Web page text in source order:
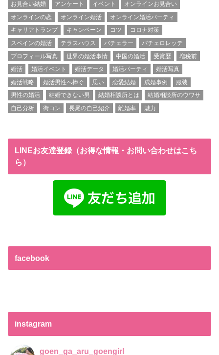
お見合い結婚
アンケート イベント
オンラインお見合い
オンラインの恋
オンライン婚活
オンライン婚活パーティ
キャリアトランプ
キャンペーン コツ
コロナ対策
スペインの婚活
テラスハウス バチェラー
バチェロレッテ
プロフィール写真
世界の婚活事情 中国の婚活 受賞歴
増税前
婚活
婚活イベント 婚活データ 婚活パーティ
婚活写真
婚活戦略
婚活男性へ捧ぐ 思い 恋愛結婚 成婚事例
服装
男性の婚活
結婚できない男 結婚相談所とは
結婚相談所のウワサ
自己分析
街コン 長尾の自己紹介 離婚率 魅力
LINEお友達登録（お得な情報・お問い合わせはこち
ら）
facebook
instagram
goen_ga_aru_goengirl